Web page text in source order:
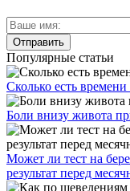
Популярные статьи
Сколько есть
Боли внизу живота
Может ли тест на
результат перед